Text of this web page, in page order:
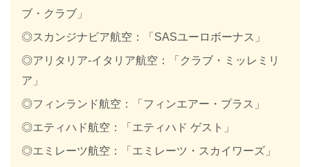
ブ・クラブ」
◎スカンジナビア航空：「SASユーロボーナス」
◎アリタリア-イタリア航空：「クラブ・ミッレミリ
ア」
◎フィンランド航空：「フィンエアー・プラス」
◎エティハド航空：「エティハド ゲスト」
◎エミレーツ航空：「エミレーツ・スカイワーズ」